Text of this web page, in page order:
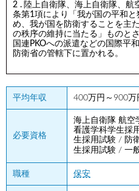
陸上自衛隊、海上自衛隊、航
条第1項により「我が国の平和
め、我が国を防衛することを主
の秩序の維持に当たる」ものと
国連PKOへの派遣などの国際平
防衛省の管轄下に置かれる。
平均年収 400万円～900万
必要資格
海上自衛隊 航空
看護学科学生採
生採用試験 / 防
生採用試験 / 一
職種 保安